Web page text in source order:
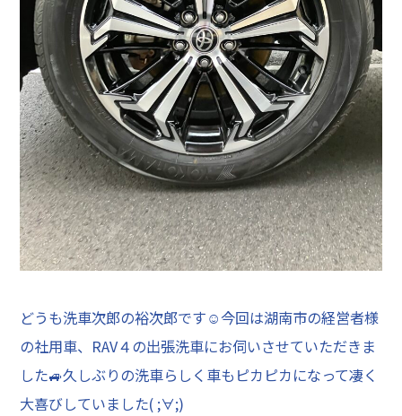
どうも洗車次郎の裕次郎です☺今回は湖南市の経営者様
の社用車、RAV４の出張洗車にお伺いさせていただきま
した🚙久しぶりの洗車らしく車もピカピカになって凄く
大喜びしていました( ;∀;)